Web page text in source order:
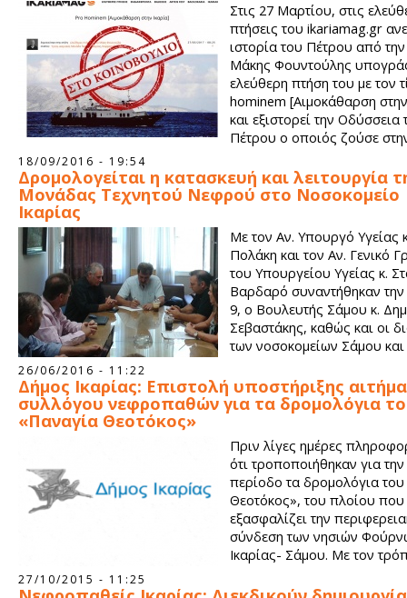
Στις 27 Μαρτίου, στις
πτήσεις του ikariamag.gr
ιστορία του Πέτρου από
Μάκης Φουντούλης
ελεύθερη πτήση του με τον
hominem [Aιμοκάθαρση
και εξιστορεί την Οδύσσεια
Πέτρου ο οποιός ζούσε
ήταν νεφροπαθής και τραβούσε έναν καθημερινό Γολγοθά
πηγαινοέρχεται στη Σάμο ώστε να λάβει τη θεραπεία του.
συμπαραστάτες αλλά και συν-μάρτυρες σε όλον αυτόν τον
οικογένεια του, οι φίλοι του αλλά και οι συμπατριώτες του,
σταμάτησαν λεπτό να κάνουν τα αδύνατα δυνατά ώστε ο
συνεχίσει να μάχεται για τη ζωή του.
18/09/2016 - 19:54
Δρομολογείται η κατασκευή και λειτουργία
Μονάδας Τεχνητού Νεφρού στο Νοσοκομείο
Ικαρίας
Με τον Αν. Υπουργό Υγείας
Πολάκη και τον Αν. Γενικό
του Υπουργείου Υγείας κ.
Βαρδαρό συναντήθηκαν την
9, ο Βουλευτής Σάμου κ.
Σεβαστάκης, καθώς και οι
των νοσοκομείων Σάμου και
26/06/2016 - 11:22
Δήμος Ικαρίας: Επιστολή υποστήριξης
συλλόγου νεφροπαθών για τα δρομολόγια
«Παναγία Θεοτόκος»
Πριν λίγες ημέρες
ότι τροποποιήθηκαν για
περίοδο τα δρομολόγια
Θεοτόκος», του πλοίου που
εξασφαλίζει την
σύνδεση των νησιών
Ικαρίας- Σάμου. Με τον
συγκριμένη γραμμή πιστεύουμε ότι δεν διευκολύνεται η
27/10/2015 - 11:25